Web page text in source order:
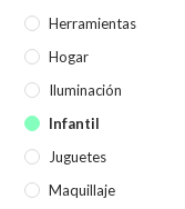
Herramientas
Hogar
Iluminación
Infantil
Juguetes
Maquillaje